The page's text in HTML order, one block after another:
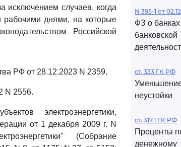
исключением случаев, когда
рабочими днями, на которые
Российской
РФ от 28.12.2023 N 2359.
N 2556.
электроэнергетики,
от 1 декабря 2009 г. N
(Собрание
N 395-1 от
ФЗ о банках
банковской
ст. 333 ГК РФ
неустойки
ст. 317.1 ГК РФ
Проценты
денежному